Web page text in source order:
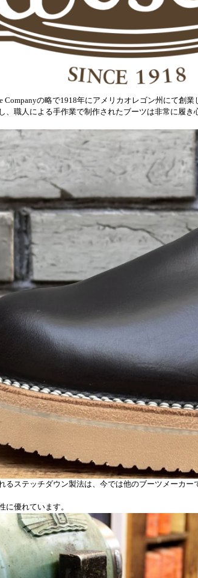
Companyの略で1918年にアメリカオレゴン州にて創業
、職人による手作業で制作されたブーツは非常に履き
るステッチダウン製法は、今では他のブーツメーカ
に優れています。